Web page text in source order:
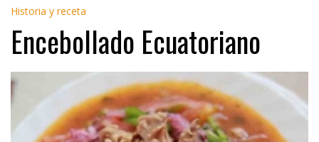
Historia y receta
Encebollado Ecuatoriano